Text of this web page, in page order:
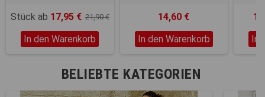
Stück ab 17,95 € 21,90 €
In den Warenkorb
14,60 €
In den Warenkorb
In
BELIEBTE KATEGORIEN